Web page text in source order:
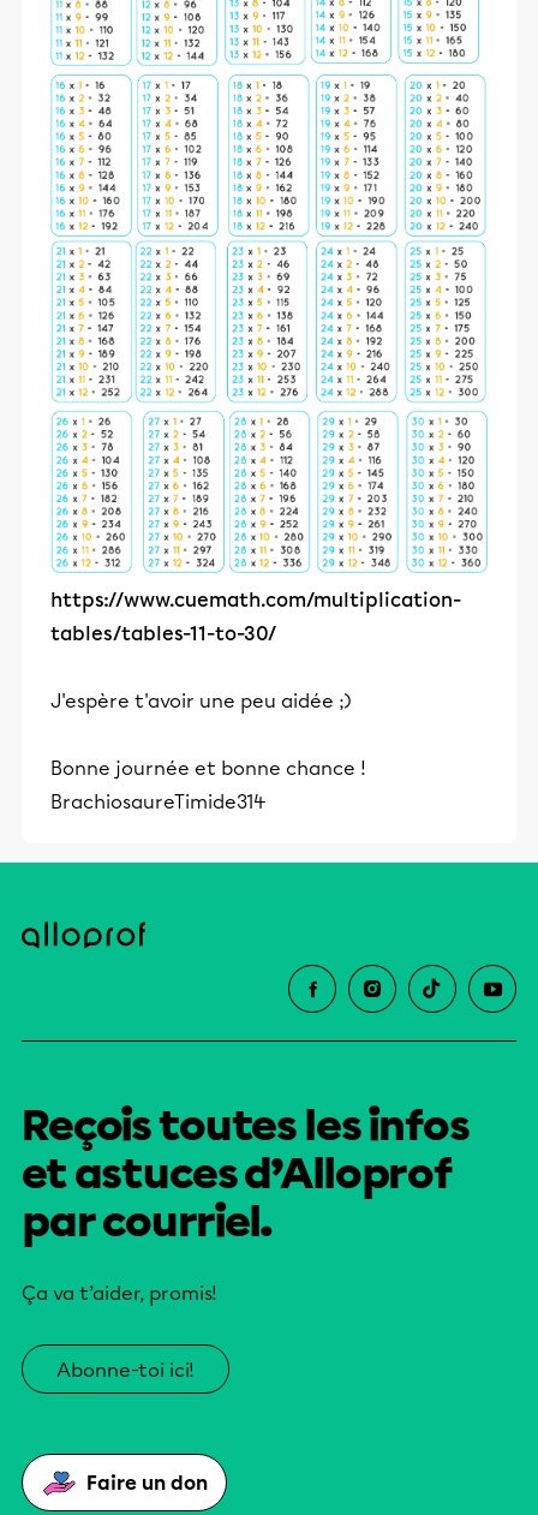
https://www.cuemath.com/multiplication-
tables/tables-11-to-30/
J'espère t'avoir une peu aidée ;)
Bonne journée et bonne chance !
BrachiosaureTimide314
Reçois toutes les infos
et astuces d’Alloprof
par courriel.
Ça va t’aider, promis!
Abonne-toi ici!
Faire un don